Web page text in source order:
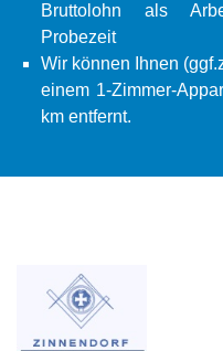
Bruttolohn als
Probezeit
Wir können Ihnen
einem 1-Zimmer-
km entfernt.